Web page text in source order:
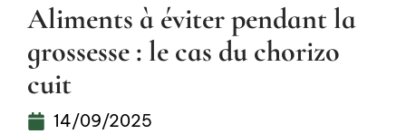
Aliments à éviter pendant la
grossesse : le cas du chorizo
cuit
14/09/2025